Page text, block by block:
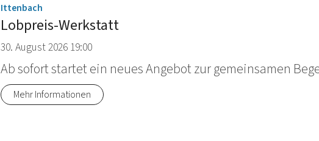
Ittenbach:
Lobpreis-Werkstatt
30. August 2026 19:00
Ab sofort startet ein neues Angebot zur gemeinsamen
Mehr Informationen